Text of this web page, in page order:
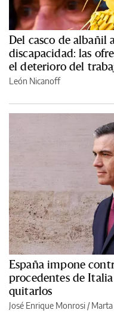
Del casco de albañil
discapacidad: las
el deterioro del
León Nicanoff
España impone
procedentes de
quitarlos
José Enrique Monrosi /